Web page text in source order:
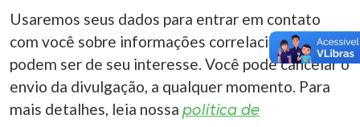
Usaremos seus dados para entrar em contato
com você sobre informações correlacionadas que
podem ser de seu interesse. Você pode cancelar o
envio da divulgação, a qualquer momento. Para
mais detalhes, leia nossa política de